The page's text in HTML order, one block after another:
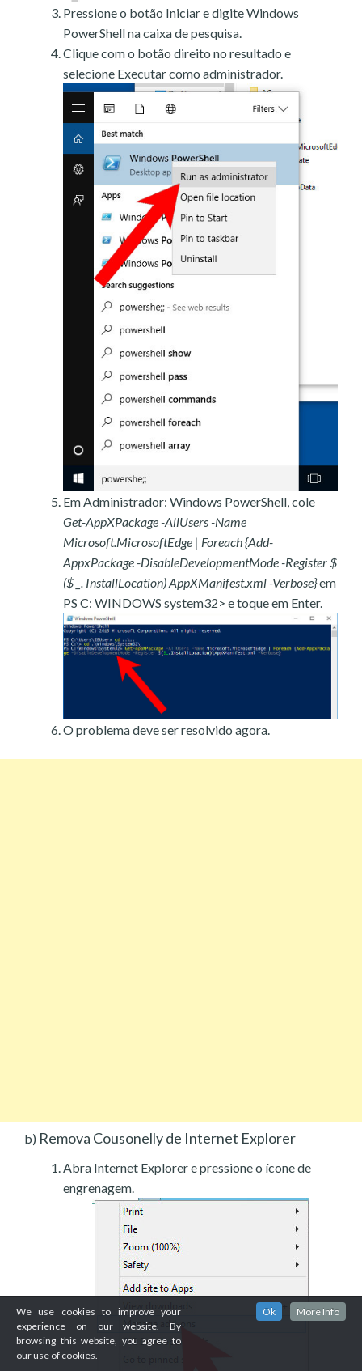
Pressione o botão Iniciar e digite Windows
PowerShell na caixa de pesquisa.
Clique com o botão direito no resultado e
selecione Executar como administrador.
Em Administrador: Windows PowerShell, cole
Get-AppXPackage -AllUsers -Name
Microsoft.MicrosoftEdge | Foreach {Add-
AppxPackage -DisableDevelopmentMode -Register $
($ _. InstallLocation) AppXManifest.xml -Verbose}em
PS C: WINDOWS system32> e toque em Enter.
O problema deve ser resolvido agora.
b) Remova Cousonelly de Internet Explorer
Abra Internet Explorer e pressione o ícone de
engrenagem.
We use cookies to improve your
experience on our website. By
browsing this website, you agree to
our use of cookies.
Ok More Info